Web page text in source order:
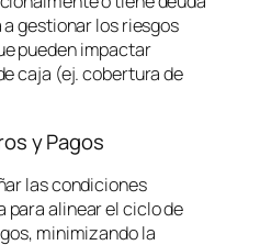
gestionar los riesgos
pueden impactar
caja (ej. cobertura de
y Pagos
las condiciones
para alinear el ciclo de
minimizando la